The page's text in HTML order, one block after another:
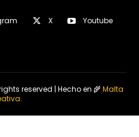
X Youtube
reserved | Hecho en 🌾Malta
.